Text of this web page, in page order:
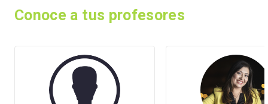
Conoce a tus profesores